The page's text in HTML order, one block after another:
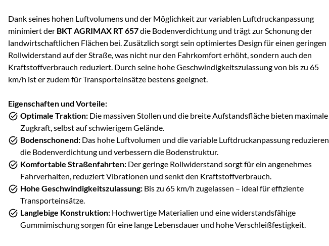
Dank seines hohen Luftvolumens und der Möglichkeit zur variablen Luftdruckanpassung
minimiert der BKT AGRIMAX RT 657die Bodenverdichtung und trägt zur Schonung der
landwirtschaftlichen Flächen bei. Zusätzlich sorgt sein optimiertes Design für einen geringen
Rollwiderstand auf der Straße, was nicht nur den Fahrkomfort erhöht, sondern auch den
Kraftstoffverbrauch reduziert. Durch seine hohe Geschwindigkeitszulassung von bis zu 65
km/h ist er zudem für Transporteinsätze bestens geeignet.
Eigenschaften und Vorteile:
Optimale Traktion: Die massiven Stollen und die breite Aufstandsfläche bieten maximale
Zugkraft, selbst auf schwierigem Gelände.
Bodenschonend: Das hohe Luftvolumen und die variable Luftdruckanpassung reduzieren
die Bodenverdichtung und verbessern die Bodenstruktur.
Komfortable Straßenfahrten: Der geringe Rollwiderstand sorgt für ein angenehmes
Fahrverhalten, reduziert Vibrationen und senkt den Kraftstoffverbrauch.
Hohe Geschwindigkeitszulassung: Bis zu 65 km/h zugelassen – ideal für effiziente
Transporteinsätze.
Langlebige Konstruktion: Hochwertige Materialien und eine widerstandsfähige
Gummimischung sorgen für eine lange Lebensdauer und hohe Verschleißfestigkeit.